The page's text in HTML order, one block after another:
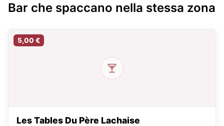
Bar che spaccano nella stessa zona
5,00 €
Les Tables Du Père Lachaise